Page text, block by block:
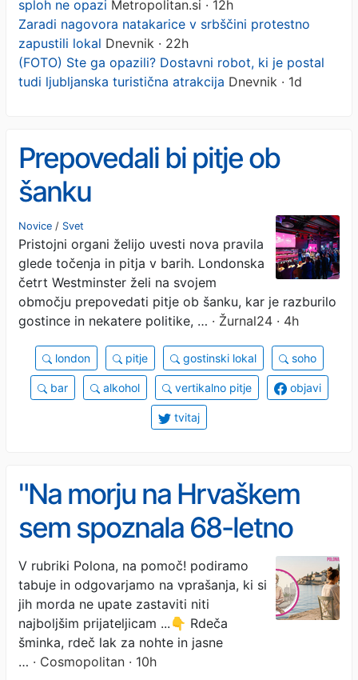
sploh ne opazi Metropolitan.si · 12h
Zaradi nagovora natakarice v srbščini protestno
zapustili lokal Dnevnik · 22h
(FOTO) Ste ga opazili? Dostavni robot, ki je postal
tudi ljubljanska turistična atrakcija Dnevnik · 1d
Prepovedali bi pitje ob
šanku
Novice / Svet
Pristojni organi želijo uvesti nova pravila
glede točenja in pitja v barih. Londonska
četrt Westminster želi na svojem
območju prepovedati pitje ob šanku, kar je razburilo
gostince in nekatere politike, … · Žurnal24 · 4h
london pitje gostinski lokal soho
bar alkohol vertikalno pitje objavi
tvitaj
"Na morju na Hrvaškem
sem spoznala 68-letno
žensko – zaradi njenega
nasveta sem začela
dvomiti o svojem življenju"
(izpoved slovenske mame)
V rubriki Polona, na pomoč! podiramo
tabuje in odgovarjamo na vprašanja, ki si
jih morda ne upate zastaviti niti
najboljšim prijateljicam ...👇 Rdeča
šminka, rdeč lak za nohte in jasne
… · Cosmopolitan · 10h